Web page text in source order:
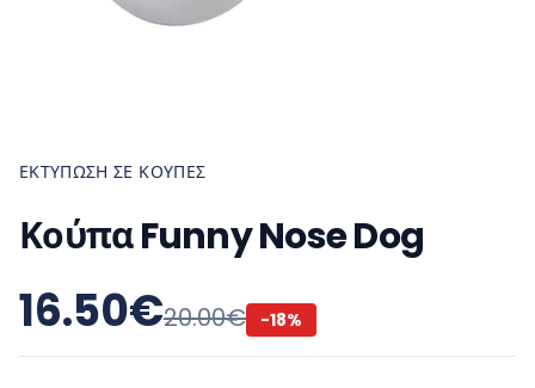
ΕΚΤΎΠΩΣΗ ΣΕ ΚΟΎΠΕΣ
Κούπα Funny Nose Dog
16.50€20.00€ -18%